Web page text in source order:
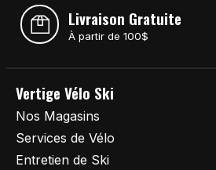
Livraison Gratuite
À partir de 100$
Vertige Vélo Ski
Nos Magasins
Services de Vélo
Entretien de Ski